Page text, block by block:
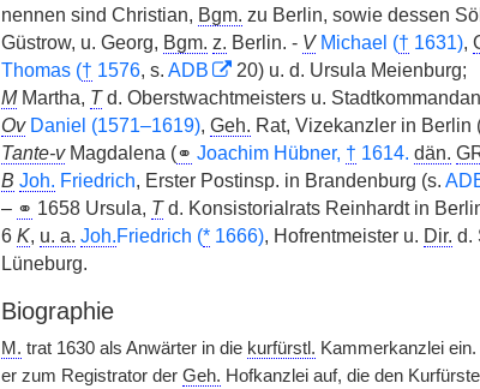
nennen sind Christian, Bgm. zu Berlin, sowie dessen
Güstrow, u. Georg, Bgm. z. Berlin. - V Michael († 1631),
Thomas († 1576, s. ADB
20) u. d. Ursula Meienburg;
MMartha, Td. Oberstwachtmeisters u.
Ov Daniel (1571–1619), Geh. Rat, Vizekanzler in Berlin
Tante-vMagdalena (⚭ Joachim Hübner, † 1614. dän.
B Joh. Friedrich, Erster Postinsp. in Brandenburg (s.
– ⚭ 1658 Ursula, Td. Konsistorialrats Reinhardt in
6 K, u. a. Joh.Friedrich (*1666), Hofrentmeister u. Dir. d.
Lüneburg.
Biographie
M. trat 1630 als Anwärter in die kurfürstl. Kammerkanzlei
er zum Registrator der Geh. Hofkanzlei auf, die den